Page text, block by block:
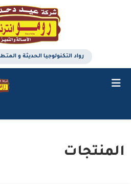
رواد التكنولوجيا الحديثة و
المنتجات